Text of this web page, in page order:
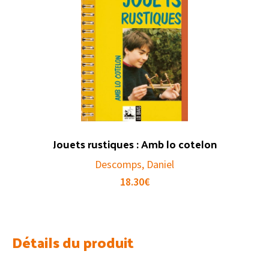
Jouets rustiques : Amb lo cotelon
Descomps, Daniel
18.30€
Détails du produit